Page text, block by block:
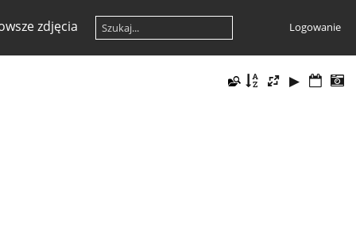
zdjęcia Logowanie